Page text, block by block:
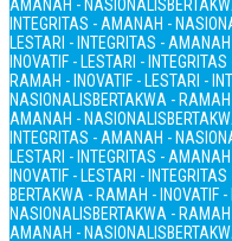
AMANAH - NASIONALIS
INTEGRITAS - AMANAH -
LESTARI - INTEGRITAS -
INOVATIF - LESTARI -
RAMAH - INOVATIF - LESTARI -
NASIONALISBERTAKWA -
AMANAH - NASIONALIS
INTEGRITAS - AMANAH -
LESTARI - INTEGRITAS -
INOVATIF - LESTARI -
BERTAKWA - RAMAH - INOVATIF
NASIONALISBERTAKWA -
AMANAH - NASIONALIS